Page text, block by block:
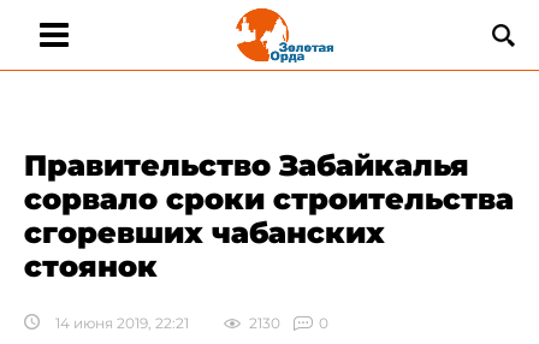
Правительство Забайкалья
сорвало сроки строительства
сгоревших чабанских
стоянок
14 июня 2019, 22:21 2130
0